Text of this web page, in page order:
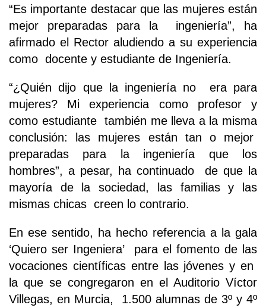
“Es importante destacar que las mujeres están
mejor preparadas para la ingeniería”, ha
afirmado el Rector aludiendo a su experiencia
como docente y estudiante de Ingeniería.
“¿Quién dijo que la ingeniería no era para
mujeres? Mi experiencia como profesor y
como estudiante también me lleva a la misma
conclusión: las mujeres están tan o mejor
preparadas para la ingeniería que los
hombres”, a pesar, ha continuado de que la
mayoría de la sociedad, las familias y las
mismas chicas creen lo contrario.
En ese sentido, ha hecho referencia a la gala
‘Quiero ser Ingeniera’ para el fomento de las
vocaciones científicas entre las jóvenes y en
la que se congregaron en el Auditorio Víctor
Villegas, en Murcia, 1.500 alumnas de 3º y 4º